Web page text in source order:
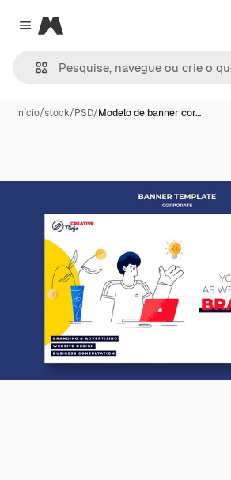
Close menu
Magnific
Início/stock/PSD/Modelo de banner cor…